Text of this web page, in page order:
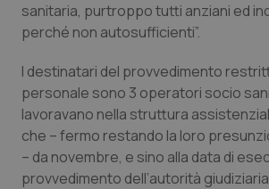
Liguria
Lombardia
Marche
Molise
Disturbi dell’umore
Dolore
Donna & Salute
Epatiti
sanitaria, purtroppo tutti anziani ed
perché non autosufficienti”.
I destinatari del provvedimento
personale sono 3 operatori socio
lavoravano nella struttura
che – fermo restando la loro
– da novembre, e sino alla data di
provvedimento dell’autorità